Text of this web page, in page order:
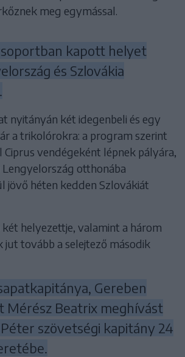
meg egymással.
kapott helyet
és Szlovákia
nyitányán két idegenbeli és egy
a trikolórokra: a program szerint
Ciprus vendégeként lépnek pályára,
otthonába
jövő héten kedden Szlovákiát
helyezettje, valamint a három
jut tovább a selejtező második
Gereben
Mérész Beatrix meghívást
szövetségi kapitány 24